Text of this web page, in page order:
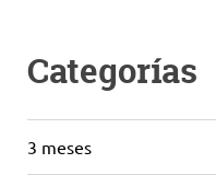
Categorías
3 meses